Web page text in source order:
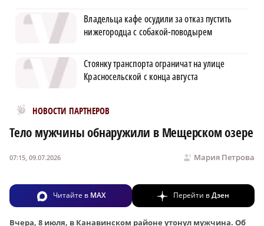
Владельца кафе осудили за отказ пустить
нижегородца с собакой-поводырем
Стоянку транспорта ограничат на улице
Красносельской с конца августа
НОВОСТИ ПАРТНЕРОВ
Новости МирТесен
Тело мужчины обнаружили в Мещерском озере
Мария Петрова
07:15, 09.07.2026
Читайте в MAX Перейти вДзен
Вчера, 8 июля, в Канавинском районе утонул мужчина. Об